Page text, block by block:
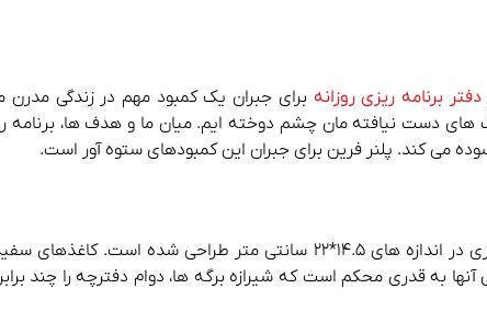
دفتر برنامه ریزی روزانه برای جبران یک کمبود مهم در زندگی
دست نیافته مان چشم دوخته ایم. میان ما و هدف ها، برنامه
می کند. پلنر فرین برای جبران این کمبودهای ستوه آور است.
پلنر فرین در قطع رقعی تولید شده است. این دفترچه برنامه ریزی در اندازه
به قدری محکم است که شیرازه برگه ها، دوام دفترچه را چند